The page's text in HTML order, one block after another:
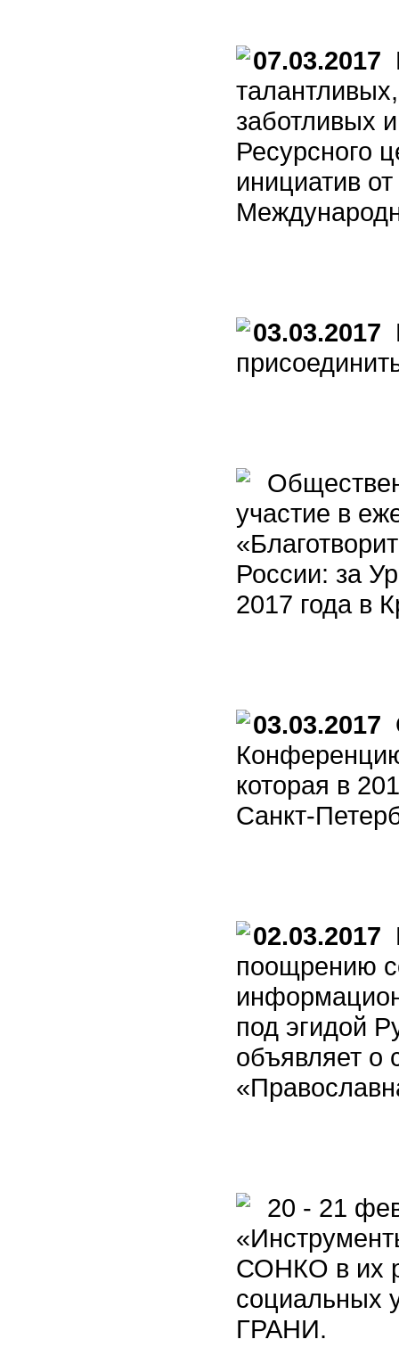
07.03.2017
заботливых
Ресурсного
инициатив
03.03.2017
участие в
России: за
2017 года в
03.03.2017
которая в
Санкт-
02.03.2017
поощрению
под эгидой
объявляет о
20 - 21
СОНКО в их
социальных
ГРАНИ.